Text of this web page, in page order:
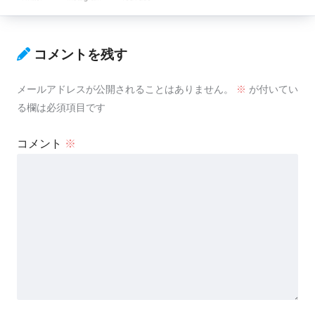
コメントを残す
メールアドレスが公開されることはありません。 ※ が付いてい
る欄は必須項目です
コメント ※